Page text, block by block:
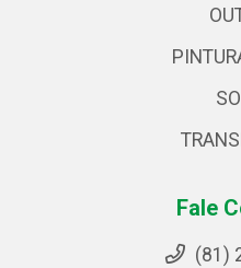
Fale
(81)